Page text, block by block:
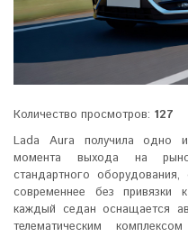
Количество просмотров: 127
Lada Aura получила одно
момента выхода на
стандартного
современнее без привязки
каждый седан оснащается
телематическим